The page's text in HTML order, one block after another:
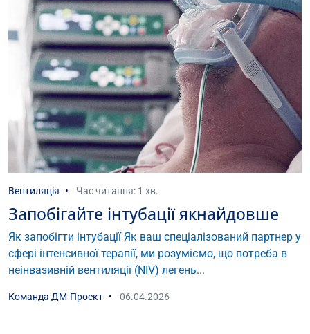
Вентиляція Час читання: 1 хв.
Запобігайте інтубації якнайдовше
Як запобігти інтубації Як ваш спеціалізований партнер у
сфері інтенсивної терапії, ми розуміємо, що потреба в
неінвазивній вентиляції (NIV) легень...
Команда ДМ-Проект 06.04.2026